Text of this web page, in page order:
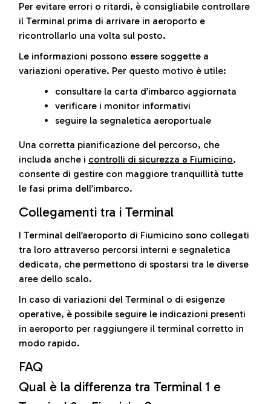
Per evitare errori o ritardi, è consigliabile controllare
il Terminal prima di arrivare in aeroporto e
ricontrollarlo una volta sul posto.
Le informazioni possono essere soggette a
variazioni operative. Per questo motivo è utile:
consultare la carta d’imbarco aggiornata
verificare i monitor informativi
seguire la segnaletica aeroportuale
Una corretta pianificazione del percorso, che
includa anche i controlli di sicurezza a Fiumicino,
consente di gestire con maggiore tranquillità tutte
le fasi prima dell’imbarco.
Collegamenti tra i Terminal
I Terminal dell’aeroporto di Fiumicino sono collegati
tra loro attraverso percorsi interni e segnaletica
dedicata, che permettono di spostarsi tra le diverse
aree dello scalo.
In caso di variazioni del Terminal o di esigenze
operative, è possibile seguire le indicazioni presenti
in aeroporto per raggiungere il terminal corretto in
modo rapido.
FAQ
Qual è la differenza tra Terminal 1 e